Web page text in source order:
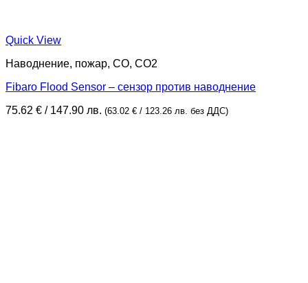
Quick View
Наводнение, пожар, CO, CO2
Fibaro Flood Sensor – сензор против наводнение
75.62 € / 147.90 лв. (63.02 € / 123.26 лв. без ДДС)